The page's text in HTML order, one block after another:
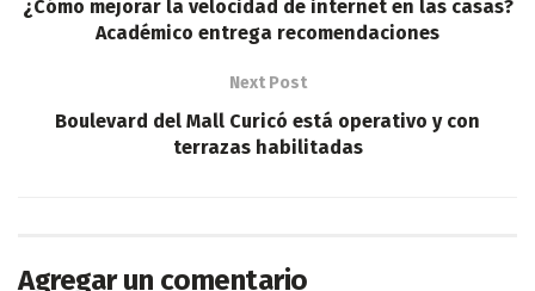
¿Cómo mejorar la velocidad de internet en las casas?
Académico entrega recomendaciones
Next Post
Boulevard del Mall Curicó está operativo y con
terrazas habilitadas
Agregar un comentario